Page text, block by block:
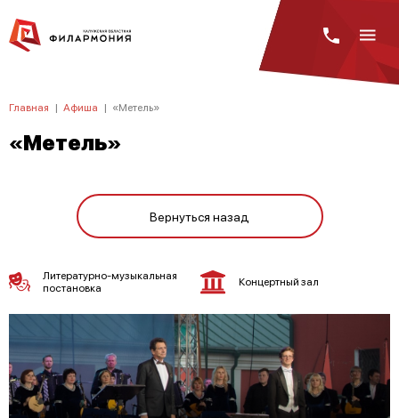
Главная | Афиша | «Метель»
«Метель»
Вернуться назад
Литературно-музыкальная
постановка
Концертный зал